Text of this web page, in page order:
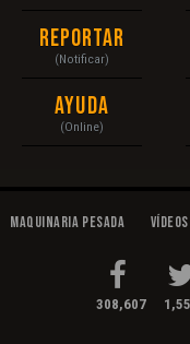
Reportar
(Notificar)
Ayuda
(Online)
Maquinaria Pesada Vídeos
308,607